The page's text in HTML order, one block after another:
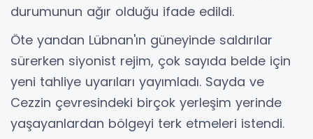
durumunun ağır olduğu ifade edildi.
Öte yandan Lübnan'ın güneyinde saldırılar
sürerken siyonist rejim, çok sayıda belde için
yeni tahliye uyarıları yayımladı. Sayda ve
Cezzin çevresindeki birçok yerleşim yerinde
yaşayanlardan bölgeyi terk etmeleri istendi.